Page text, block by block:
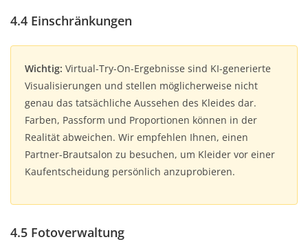
4.4 Einschränkungen
Wichtig: Virtual-Try-On-Ergebnisse sind KI-generierte
Visualisierungen und stellen möglicherweise nicht
genau das tatsächliche Aussehen des Kleides dar.
Farben, Passform und Proportionen können in der
Realität abweichen. Wir empfehlen Ihnen, einen
Partner-Brautsalon zu besuchen, um Kleider vor einer
Kaufentscheidung persönlich anzuprobieren.
4.5 Fotoverwaltung